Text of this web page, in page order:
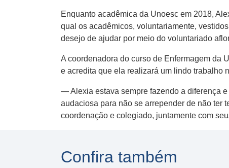
Enquanto acadêmica da Unoesc em 2018,
qual os acadêmicos, voluntariamente,
desejo de ajudar por meio do voluntariado
A coordenadora do curso de Enfermagem da
e acredita que ela realizará um lindo trabalho
— Alexia estava sempre fazendo a diferença
audaciosa para não se arrepender de não ter
coordenação e colegiado, juntamente com
Confira também